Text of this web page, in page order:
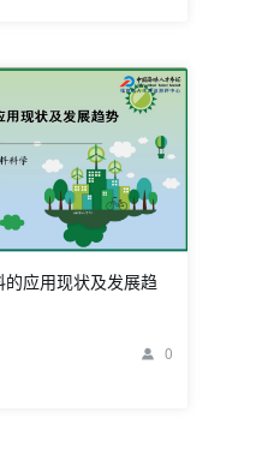
应用现状及发展趋
料科学与技术学院教授

0